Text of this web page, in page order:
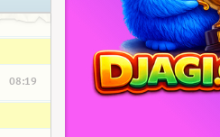
08:19